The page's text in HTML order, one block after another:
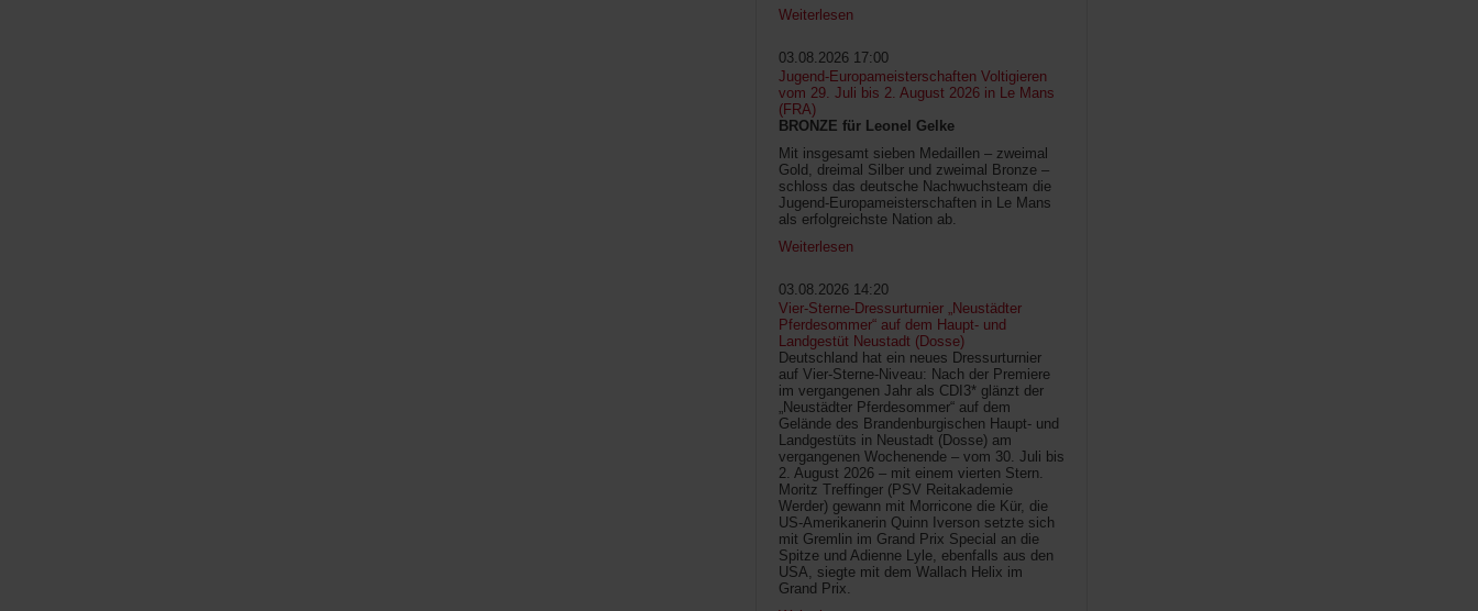
Weiterlesen
03.08.2026 17:00
Jugend-Europameisterschaften Voltigieren
vom 29. Juli bis 2. August 2026 in Le Mans
(FRA)
BRONZE für Leonel Gelke
Mit insgesamt sieben Medaillen – zweimal
Gold, dreimal Silber und zweimal Bronze –
schloss das deutsche Nachwuchsteam die
Jugend-Europameisterschaften in Le Mans
als erfolgreichste Nation ab.
Weiterlesen
03.08.2026 14:20
Vier-Sterne-Dressurturnier „Neustädter
Pferdesommer“ auf dem Haupt- und
Landgestüt Neustadt (Dosse)
Deutschland hat ein neues Dressurturnier
auf Vier-Sterne-Niveau: Nach der Premiere
im vergangenen Jahr als CDI3* glänzt der
„Neustädter Pferdesommer“ auf dem
Gelände des Brandenburgischen Haupt- und
Landgestüts in Neustadt (Dosse) am
vergangenen Wochenende – vom 30. Juli bis
2. August 2026 – mit einem vierten Stern.
Moritz Treffinger (PSV Reitakademie
Werder) gewann mit Morricone die Kür, die
US-Amerikanerin Quinn Iverson setzte sich
mit Gremlin im Grand Prix Special an die
Spitze und Adienne Lyle, ebenfalls aus den
USA, siegte mit dem Wallach Helix im
Grand Prix.